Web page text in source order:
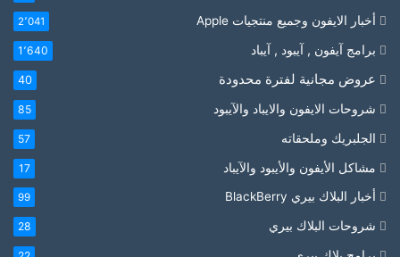
أخبار الايفون وجميع منتجيات Apple 2٬041
برامج آيفون , آيبود , آيباد 1٬640
عروض مجانية لفترة محدودة 40
شروحات الايفون والايباد والآيبود 85
الجلبريك وملحقاته 57
مشاكل الأيفون والأيبود والآيباد 17
أخبار البلاك بيري BlackBerry 99
شروحات البلاك بيري 28